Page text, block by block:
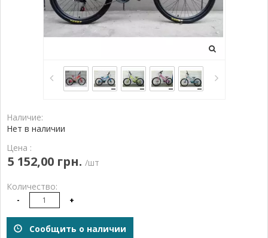
Наличие:
Нет в наличии
Цена :
5 152,00 грн. /шт
Количество:
- +
Сообщить о наличии